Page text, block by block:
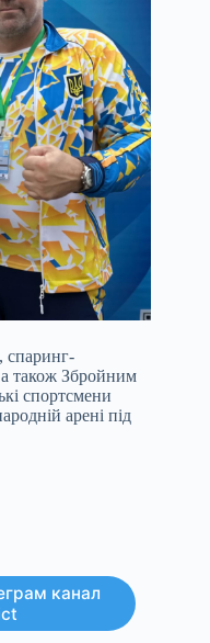
спаринг-
а також Збройним
спортсмени
арені під
канал